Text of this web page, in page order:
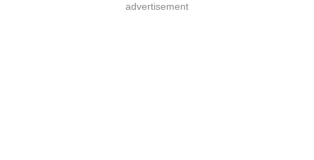
advertisement